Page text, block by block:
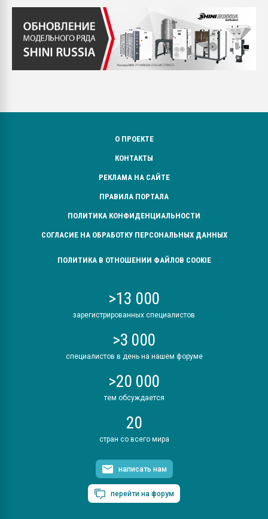
О ПРОЕКТЕ
КОНТАКТЫ
РЕКЛАМА НА САЙТЕ
ПРАВИЛА ПОРТАЛА
ПОЛИТИКА КОНФИДЕНЦИАЛЬНОСТИ
СОГЛАСИЕ НА ОБРАБОТКУ ПЕРСОНАЛЬНЫХ ДАННЫХ
ПОЛИТИКА В ОТНОШЕНИИ ФАЙЛОВ COOKIE
>13 000
зарегистрированных специалистов
>3 000
специалистов в день на нашем форуме
>20 000
тем обсуждается
20
стран со всего мира
написать нам
перейти на форум